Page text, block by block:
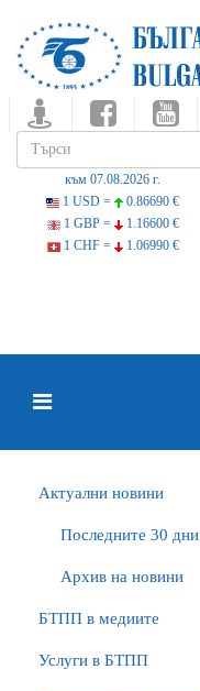
към 07.08.2026 г.
1 USD =
0.86690 €
1 GBP =
1.16600 €
1 CHF =
1.06990 €
Актуални новини
Последните 30 дни
Архив на новини
БTПП в медиите
Услуги в БТПП